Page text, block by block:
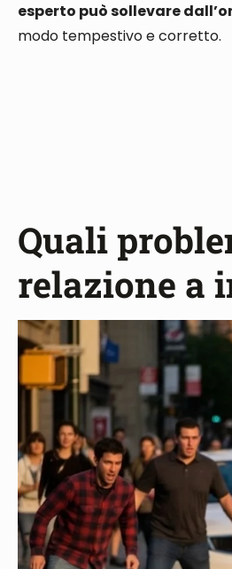
esperto può sollevare
modo tempestivo e corretto.
Quali
relazione a